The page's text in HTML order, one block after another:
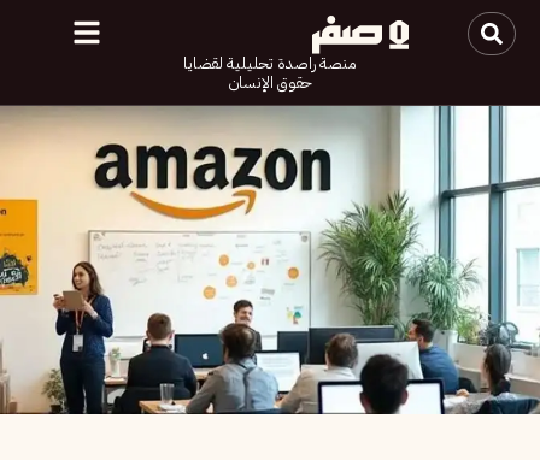
منصة راصدة تحليلية لقضايا
حقوق الإنسان